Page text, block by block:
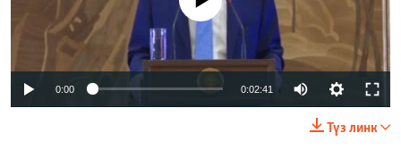
0:00 0:02:41
Түз линк